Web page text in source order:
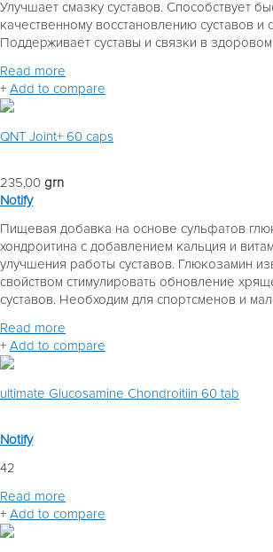
Улучшает смазку суставов. Способствует
качественному восстановлению суставов и
Поддерживает суставы и связки в здоровом
Read more
+ Add to compare
QNT Joint+ 60 caps
235,00 grn
Notify
Пищевая добавка на основе сульфатов
хондроитина с добавлением кальция и
улучшения работы суставов. Глюкозамин
свойством стимулировать обновление
суставов. Необходим для спортсменов и
Read more
+ Add to compare
ultimate Glucosamine Chondroitiin 60 tab
Notify
42
Read more
+ Add to compare